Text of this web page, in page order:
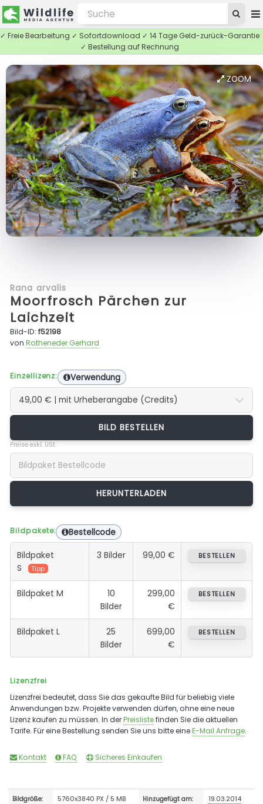
✓ Freie Bearbeitung ✓ Sofortdownload ✓ 14 Tage Geld-zurück-Garantie
✓ Bestellung auf Rechnung
ZOOM
Rana arvalis
Moorfrosch Pärchen zur
Laichzeit
Bild-ID:f52198
vonRotheneder Gerhard
Einzellizenz: Verwendung
BILD BESTELLEN
Preise exkl. USt.
Bildpakete: Bestellcode
Bildpaket
S
Tipp
3 Bilder 99,00 € BESTELLEN
Bildpaket M
10
Bilder
299,00
€
BESTELLEN
Bildpaket L
25
Bilder
699,00
€
BESTELLEN
Lizenzfrei
Lizenzfrei bedeutet, dass Sie das gekaufte Bild für beliebig viele
Anwendungen bzw. Projekte verwenden dürfen, ohne eine neue
Lizenz kaufen zu müssen. In derPreislistefinden Sie die aktuellen
Tarife. Für eine Bestellung senden Sie uns bitte eineE-Mail Anfrage.
Kontakt FAQ Sicheres Einkaufen
Bildgröße: 5760x3840 PX / 5 MB Hinzugefügt am: 19.03.2014